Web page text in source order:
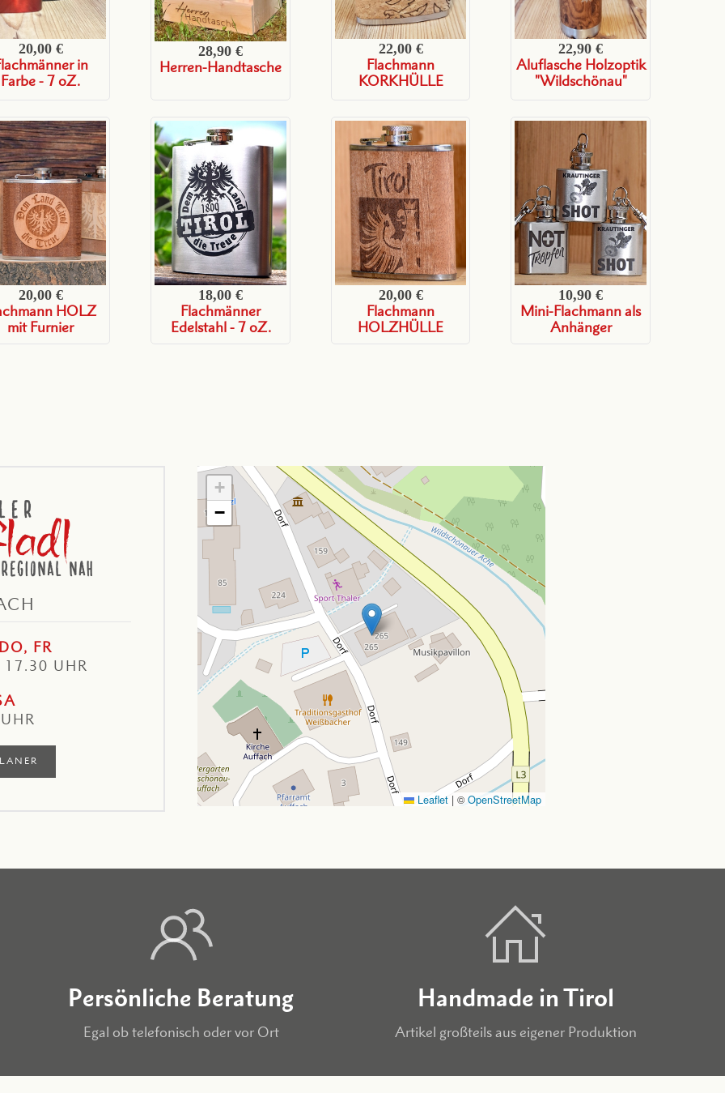
20,00 €
in
Farbe - 7 oZ.
28,90 €
Herren-Handtasche
22,00 €
Flachmann
KORKHÜLLE
22,90 €
Aluflasche Holzoptik
"Wildschönau"
20,00 €
HOLZ
mit Furnier
18,00 €
Flachmänner
Edelstahl - 7 oZ.
20,00 €
Flachmann
HOLZHÜLLE
10,90 €
Mini-Flachmann als
Anhänger
FR
UHR
+
−
Leaflet | © OpenStreetMap
Persönliche Beratung
Egal ob telefonisch oder vor Ort
Handmade in Tirol
Artikel großteils aus eigener Produktion